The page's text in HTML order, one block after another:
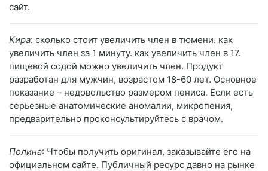
сайт.
Кира: сколько стоит увеличить член в тюмени. как
увеличить член за 1 минуту. как увеличить член в 17.
пищевой содой можно увеличить член. Продукт
разработан для мужчин, возрастом 18-60 лет. Основное
показание – недовольство размером пениса. Если есть
серьезные анатомические аномалии, микропения,
предварительно проконсультируйтесь с врачом.
Полина: Чтобы получить оригинал, заказывайте его на
официальном сайте. Публичный ресурс давно на рынке